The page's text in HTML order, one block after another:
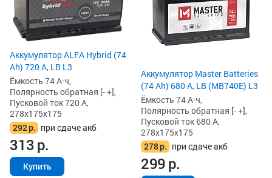
Аккумулятор ALFA Hybrid (74
Ah) 720 А, LB L3
Ёмкость 74 А·ч,
Полярность обратная [- +],
Пусковой ток 720 А,
278x175x175
292р. при сдаче акб
313р.
Купить
Аккумулятор Master Batteries
(74 Ah) 680 А, LB (MB740E) L3
Ёмкость 74 А·ч,
Полярность обратная [- +],
Пусковой ток 680 А,
278x175x175
278р. при сдаче акб
299р.